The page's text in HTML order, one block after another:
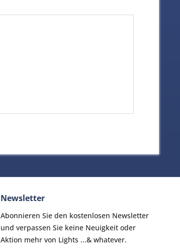
Newsletter
Abonnieren Sie den kostenlosen Newsletter
und verpassen Sie keine Neuigkeit oder
Aktion mehr von Lights ...& whatever.